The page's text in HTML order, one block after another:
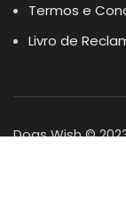
Termos e
Livro de
Dogs Wish ©